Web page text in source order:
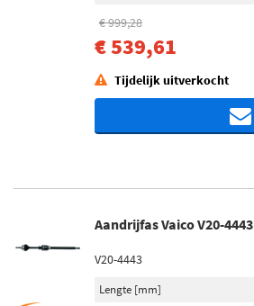
€ 999,28
€ 539,61
Tijdelijk uitverkocht
Aandrijfas Vaico V20-4443
V20-4443
Lengte [mm]